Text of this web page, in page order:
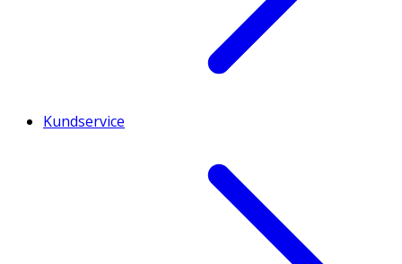
Kundservice